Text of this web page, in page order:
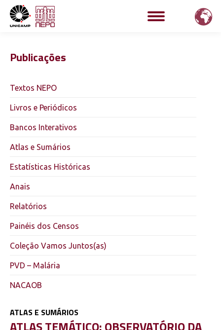
Publicações
Textos NEPO
Livros e Periódicos
Bancos Interativos
Atlas e Sumários
Estatísticas Históricas
Anais
Relatórios
Painéis dos Censos
Coleção Vamos Juntos(as)
PVD – Malária
NACAOB
ATLAS E SUMÁRIOS
ATLAS TEMÁTICO: OBSERVATÓRIO DA